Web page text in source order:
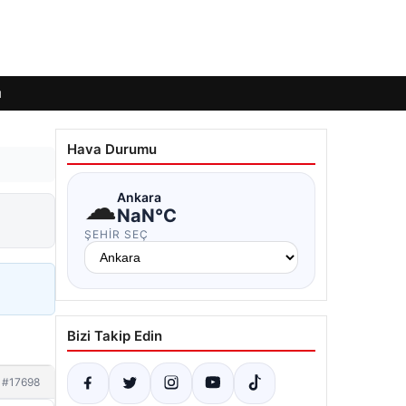
#17698
Hava Durumu
☁Ankara
NaN°C
ŞEHIR SEÇ
Bizi Takip Edin